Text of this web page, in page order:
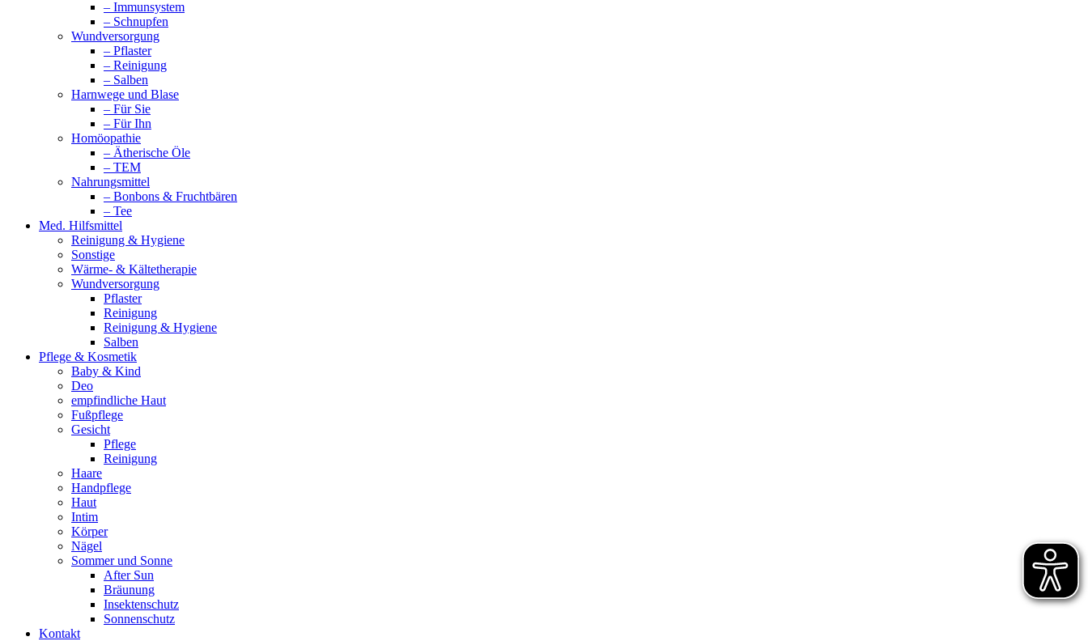
– Immunsystem
– Schnupfen
Wundversorgung
– Pflaster
– Reinigung
– Salben
Harnwege und Blase
– Für Sie
– Für Ihn
Homöopathie
– Ätherische Öle
– TEM
Nahrungsmittel
– Bonbons & Fruchtbären
– Tee
Med. Hilfsmittel
Reinigung & Hygiene
Sonstige
Wärme- & Kältetherapie
Wundversorgung
Pflaster
Reinigung
Reinigung & Hygiene
Salben
Pflege & Kosmetik
Baby & Kind
Deo
empfindliche Haut
Fußpflege
Gesicht
Pflege
Reinigung
Haare
Handpflege
Haut
Intim
Körper
Nägel
Sommer und Sonne
After Sun
Bräunung
Insektenschutz
Sonnenschutz
Kontakt